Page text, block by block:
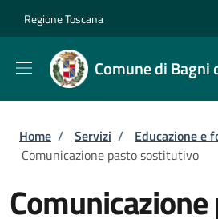
Regione Toscana
Comune di Bagni
Briciole di pane
Home / Servizi / Educazione e
Comunicazione pasto sostitutivo